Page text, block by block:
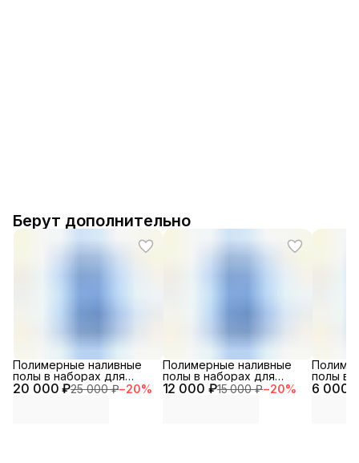
Берут дополнительно
20 000 ₽25 000 ₽−20%
Полимерные наливные
полы в наборах для
помещений
12 000 ₽15 000 ₽−20%
Полимерные наливные
полы в наборах для
помещений особого
6 000
полы в